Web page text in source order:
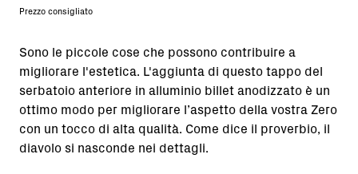
Prezzo consigliato
Sono le piccole cose che possono contribuire a
migliorare l'estetica. L'aggiunta di questo tappo del
serbatoio anteriore in alluminio billet anodizzato è un
ottimo modo per migliorare l’aspetto della vostra Zero
con un tocco di alta qualità. Come dice il proverbio, il
diavolo si nasconde nei dettagli.